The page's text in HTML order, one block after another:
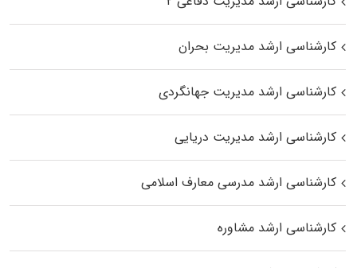
کارشناسی ارشد مدیریت بحران
کارشناسی ارشد مدیریت جهانگردی
کارشناسی ارشد مدیریت دریایی
کارشناسی ارشد مدرسی معارف اسلامی
کارشناسی ارشد مشاوره